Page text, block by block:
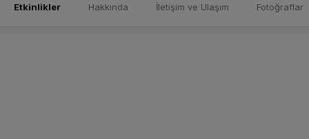
Etkinlikler Hakkında İletişim ve Ulaşım Fotoğraflar